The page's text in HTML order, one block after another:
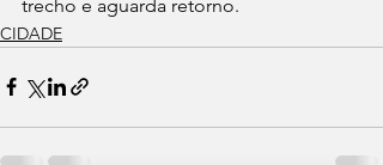
trecho e aguarda retorno.
CIDADE